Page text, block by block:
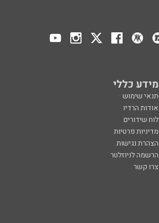
מידע כללי
תנאי שימוש
אודות הרדיו
לוח שידורים
מדיניות פרטיות
הצהרת נגישות
הרשמה לניוזלטר
צרו קשר